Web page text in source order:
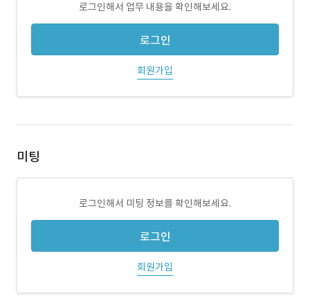
로그인해서 업무 내용을 확인해보세요.
로그인
회원가입
미팅
로그인해서 미팅 정보를 확인해보세요.
로그인
회원가입